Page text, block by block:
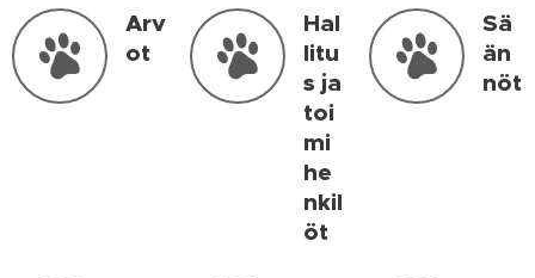
Arv
ot
Hal
litu
s ja
toi
mi
he
nkil
öt
Sä
än
nöt